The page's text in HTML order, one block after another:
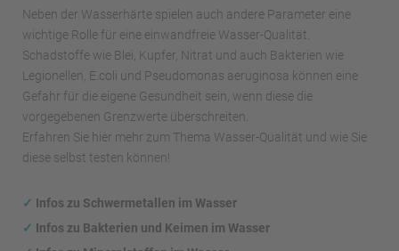
Neben der Wasserhärte spielen auch andere Parameter eine
wichtige Rolle für eine einwandfreie Wasser-Qualität.
Schadstoffe wie Blei, Kupfer, Nitrat und auch Bakterien wie
Legionellen, E.coli und Pseudomonas aeruginosa können eine
Gefahr für die eigene Gesundheit sein, wenn diese die
vorgegebenen Grenzwerte überschreiten.
Erfahren Sie hier mehr zum Thema Wasser-Qualität und wie Sie
diese selbst testen können!
✓ Infos zu Schwermetallen im Wasser
✓ Infos zu Bakterien und Keimen im Wasser